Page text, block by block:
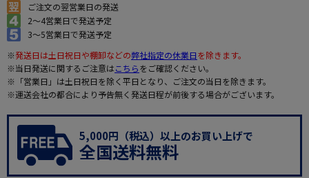
ご注文の翌営業日の発送
2～4営業日で発送予定
3～5営業日で発送予定
※発送日は土日祝日や棚卸などの弊社指定の休業日を除きます。
※当日発送に関するご注意はこちらをご確認ください。
※「営業日」は土日祝日を除く平日となり、ご注文の当日を除きます。
※運送会社の都合により予告無く発送日程が前後する場合がございます。
5,000円（税込）以上のお買い上げで
全国送料無料